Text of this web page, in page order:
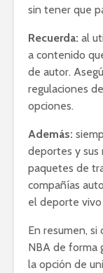
sin tener que
Recuerda: al
a contenido
de autor.
regulaciones
opciones.
Además:
deportes y sus
paquetes de
compañías
el deporte
En resumen,
NBA de forma
la opción de